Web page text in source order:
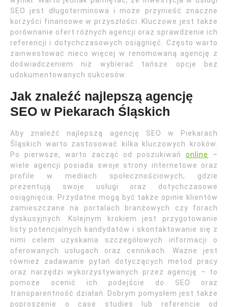
SEO jest długoterminowa i może przynieść znaczne
korzyści finansowe w przyszłości. Kluczowe jest także
porównanie ofert różnych agencji oraz sprawdzenie ich
referencji i dotychczasowych osiągnięć. Często warto
zainwestować nieco więcej w renomowaną agencję z
doświadczeniem niż wybierać tańsze opcje bez
udokumentowanych sukcesów.
Jak znaleźć najlepszą agencję
SEO w Piekarach Śląskich
Aby znaleźć najlepszą agencję SEO w Piekarach
Śląskich warto zastosować kilka kluczowych kroków.
Po pierwsze, warto zacząć od poszukiwańonline
–
wiele agencji posiada swoje strony internetowe oraz
profile w mediach społecznościowych, gdzie
prezentują swoje usługi oraz dotychczasowe
osiągnięcia. Przydatne mogą być także opinie klientów
zamieszczane na portalach branżowych czy forach
dyskusyjnych. Kolejnym krokiem jest przygotowanie
listy potencjalnych kandydatów i skontaktowanie się z
nimi celem uzyskania szczegółowych informacji o
oferowanych usługach oraz cennikach. Ważne jest
również zadawanie pytań dotyczących metod pracy
oraz narzędzi wykorzystywanych przez agencję – to
pomoże ocenić ich podejście do SEO oraz
transparentność działań. Dobrym pomysłem jest także
poproszenie o case studies lub referencje od